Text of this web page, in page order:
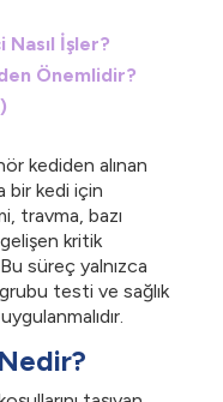
Nasıl İşler?
Önemlidir?
kediden alınan
bir kedi için
travma, bazı
kritik
süreç yalnızca
testi ve sağlık